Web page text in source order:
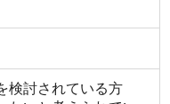
検討されている方